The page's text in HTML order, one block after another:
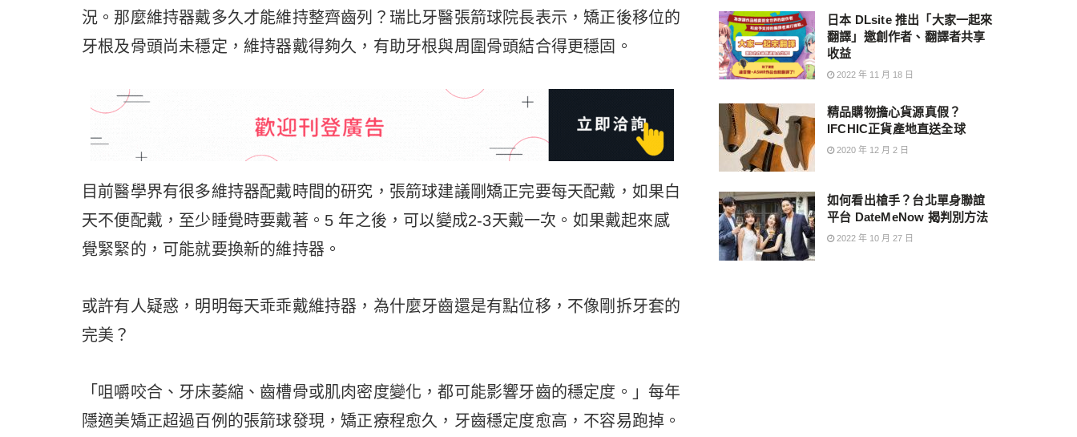
況。那麼維持器戴多久才能維持整齊齒列？瑞比牙醫張箭球院長表示，矯正後移位的
牙根及骨頭尚未穩定，維持器戴得夠久，有助牙根與周圍骨頭結合得更穩固。
目前醫學界有很多維持器配戴時間的研究，張箭球建議剛矯正完要每天配戴，如果白
天不便配戴，至少睡覺時要戴著。5 年之後，可以變成2-3天戴一次。如果戴起來感
覺緊緊的，可能就要換新的維持器。
或許有人疑惑，明明每天乖乖戴維持器，為什麼牙齒還是有點位移，不像剛拆牙套的
完美？
「咀嚼咬合、牙床萎縮、齒槽骨或肌肉密度變化，都可能影響牙齒的穩定度。」每年
隱適美矯正超過百例的張箭球發現，矯正療程愈久，牙齒穩定度愈高，不容易跑掉。
日本 DLsite 推出「大家一起來
翻譯」邀創作者、翻譯者共享
收益
2022 年 11 月 18 日
精品購物擔心貨源真假？
IFCHIC正貨產地直送全球
2020 年 12 月 2 日
如何看出槍手？台北單身聯誼
平台 DateMeNow 揭判別方法
2022 年 10 月 27 日